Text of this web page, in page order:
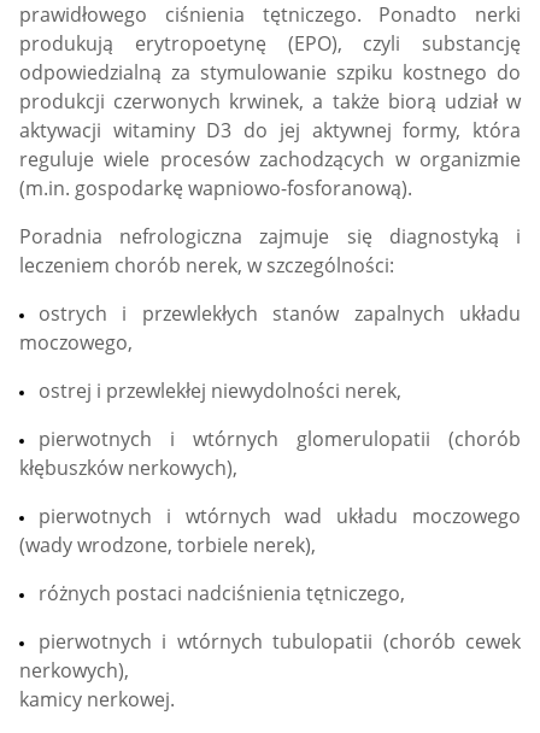
prawidłowego ciśnienia tętniczego. Ponadto nerki
produkują erytropoetynę (EPO), czyli substancję
odpowiedzialną za stymulowanie szpiku kostnego do
produkcji czerwonych krwinek, a także biorą udział w
aktywacji witaminy D3 do jej aktywnej formy, która
reguluje wiele procesów zachodzących w organizmie
(m.in. gospodarkę wapniowo-fosforanową).
Poradnia nefrologiczna zajmuje się diagnostyką i
leczeniem chorób nerek, w szczególności:
ostrych i przewlekłych stanów zapalnych układu
moczowego,
ostrej i przewlekłej niewydolności nerek,
pierwotnych i wtórnych glomerulopatii (chorób
kłębuszków nerkowych),
pierwotnych i wtórnych wad układu moczowego
(wady wrodzone, torbiele nerek),
różnych postaci nadciśnienia tętniczego,
pierwotnych i wtórnych tubulopatii (chorób cewek
nerkowych),
kamicy nerkowej.